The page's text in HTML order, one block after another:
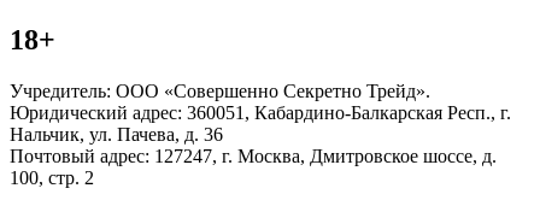
18+
Учредитель: ООО «Совершенно Секретно Трейд».
Юридический адрес: 360051, Кабардино-Балкарская Респ., г.
Нальчик, ул. Пачева, д. 36
Почтовый адрес: 127247, г. Москва, Дмитровское шоссе, д.
100, стр. 2